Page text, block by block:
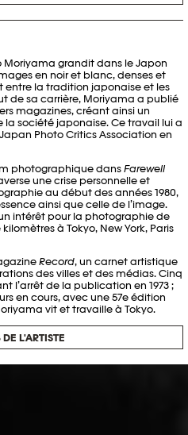
Moriyama grandit dans le Japon
en noir et blanc, denses et
entre la tradition japonaise et les
de sa carrière, Moriyama a publié
magazines, créant ainsi un
société japonaise. Ce travail lui a
Photo Critics Association en
photographique dansFarewell
une crise personnelle et
au début des années 1980,
ainsi que celle de l’image.
intérêt pour la photographie de
à Tokyo, New York, Paris
Record, un carnet artistique
des villes et des médias. Cinq
l’arrêt de la publication en 1973 ;
en cours, avec une 57e édition
vit et travaille à Tokyo.
L'ARTISTE